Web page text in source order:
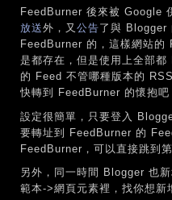
FeedBurner 後來被 Google
放送外，又 公告了與 Blogger
FeedBurner 的，這樣網站的
是都存在，但是使用上全部
的 Feed 不管哪種版本的
快轉到 FeedBurner 的懷抱吧
設定很簡單，只要登入
要轉址到 FeedBurner 的
FeedBurner，可以直接跳到
另外，同一時間 Blogger 也新
範本->網頁元素裡，找你想新